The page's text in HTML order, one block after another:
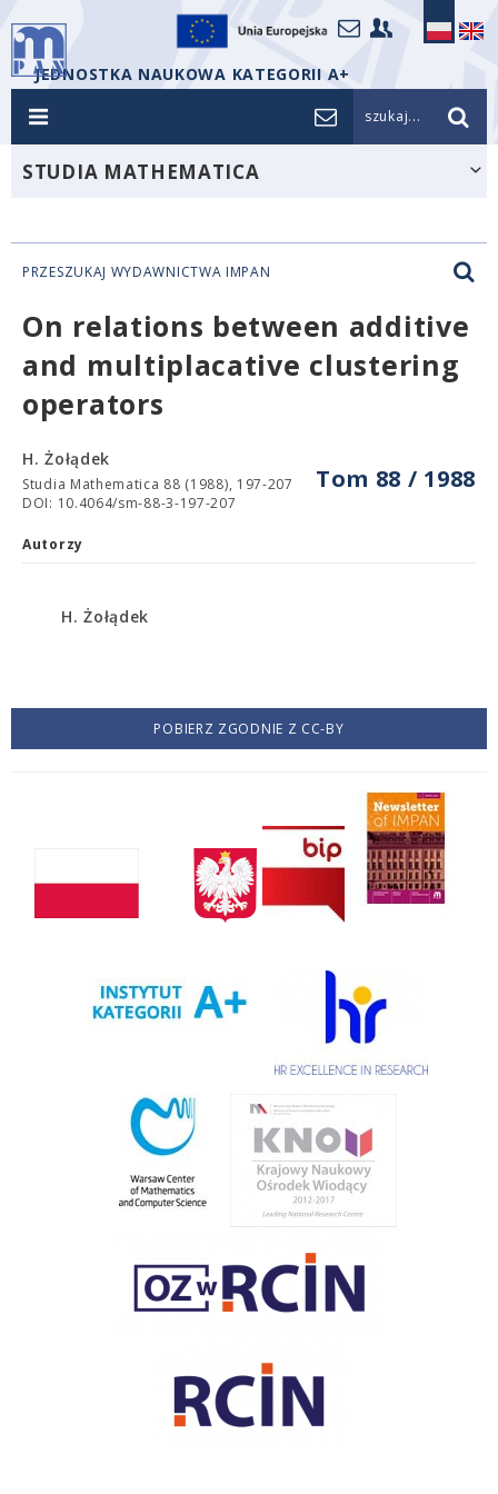
JEDNOSTKA NAUKOWA KATEGORII A+
szukaj...
STUDIA MATHEMATICA
PRZESZUKAJ WYDAWNICTWA IMPAN
On relations between additive
and multiplacative clustering
operators
Tom 88 / 1988
H. Żołądek
Studia Mathematica 88 (1988), 197-207
DOI: 10.4064/sm-88-3-197-207
Autorzy
H. Żołądek
POBIERZ ZGODNIE Z CC-BY